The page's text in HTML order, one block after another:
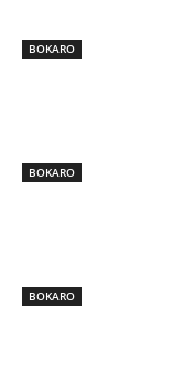
BOKARO
BOKARO
BOKARO